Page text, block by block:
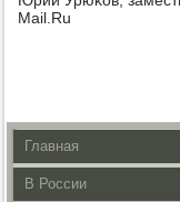
Mail.Ru
Главная
В России